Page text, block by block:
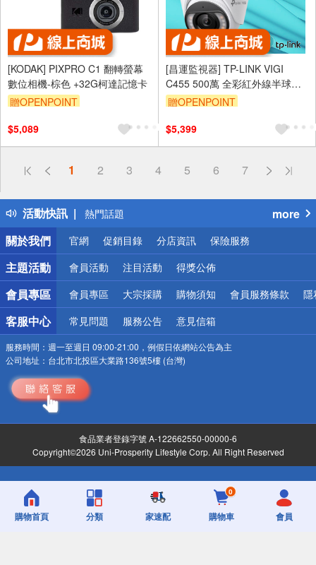
[KODAK] PIXPRO C1 翻轉螢幕
數位相機-棕色 +32G柯達記憶卡
贈OPENPOINT
$5,089
[昌運監視器] TP-LINK VIGI
C455 500萬 全彩紅外線半球監
視器 PoE網路監控攝影機
贈OPENPOINT
$5,399
1 2 3 4 5 6 7
活動快訊
偏遠地區配送
得獎公告
熱門話題
銀行優惠
偏遠地區配送
詐騙網頁！請小心！
more
關於我們
官網 促銷目錄 分店資訊 保險服務
主題活動 會員活動 注目活動 得獎公佈
會員專區 會員專區 大宗採購 購物須知 會員服務條款 隱
客服中心 常見問題 服務公告 意見信箱
服務時間： 週一至週日 09:00-21:00，例假日依網站公告為主
公司地址： 台北市北投區大業路136號5樓 (台灣)
食品業者登錄字號 A-122662550-00000-6
Copyright©2026 Uni-Prosperity Lifestyle Corp. All Right Reserved
購物首頁 分類 家速配
0
購物車 會員